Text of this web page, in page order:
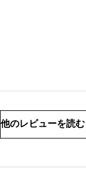
他のレビューを読む